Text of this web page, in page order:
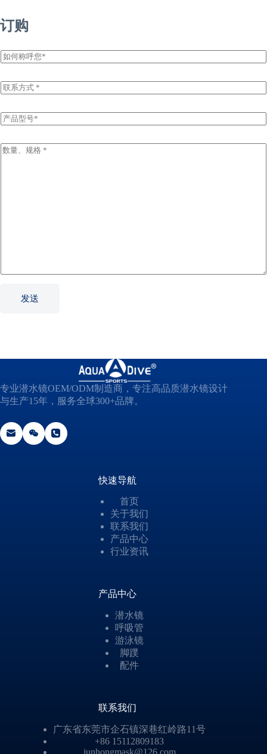
订购
姓
名
E
m
i
l
P
r
d
u
I
发送
专业潜水镜OEM/ODM制造商，专注高品质潜水镜设计
与生产15年，服务全球300+品牌。
快速导航
首页
关于我们
联系我们
产品中心
行业资讯
产品中心
潜水镜
呼吸管
游泳镜
脚蹼
配件
联系我们
广东省东莞市企石镇深巷红岭路11号
+86 15112809183
junhongmask@126.com